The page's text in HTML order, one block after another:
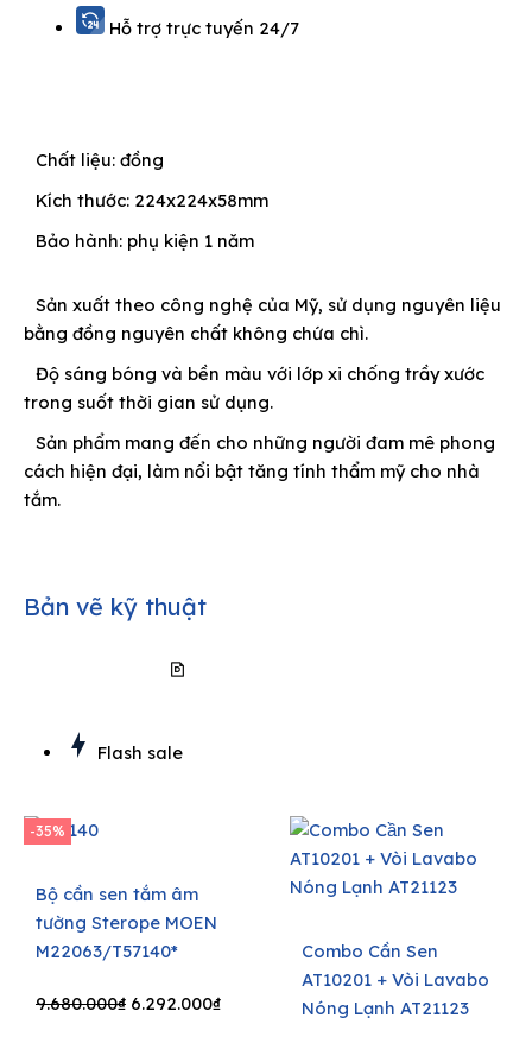
Hỗ trợ trực tuyến 24/7
Chất liệu: đồng
Kích thước: 224x224x58mm
Bảo hành: phụ kiện 1 năm
Sản xuất theo công nghệ của Mỹ, sử dụng nguyên liệu
bằng đồng nguyên chất không chứa chì.
Độ sáng bóng và bền màu với lớp xi chống trầy xước
trong suốt thời gian sử dụng.
Sản phẩm mang đến cho những người đam mê phong
cách hiện đại, làm nổi bật tăng tính thẩm mỹ cho nhà
tắm.
Bản vẽ kỹ thuật
Flash sale
-35%
Bộ cần sen tắm âm
tường Sterope MOEN
M22063/T57140*
9.680.000₫ Original
6.292.000₫Current
Combo Cần Sen
AT10201 + Vòi Lavabo
Nóng Lạnh AT21123